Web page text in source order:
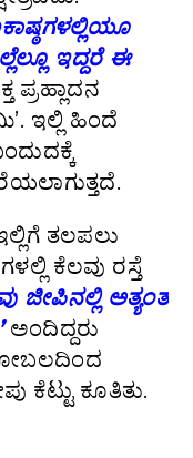
ಇದ್ದರೆ ಈ
ಇಲ್ಲಿ ಹಿಂದೆ
ತಲಪಲು
ಕೆಲವು ರಸ್ತೆ
ಜೀಪಿನಲ್ಲಿ ಅತ್ಯಂತ
ಅಂದಿದ್ದರು
ಕೆಟ್ಟು ಕೂತಿತು.